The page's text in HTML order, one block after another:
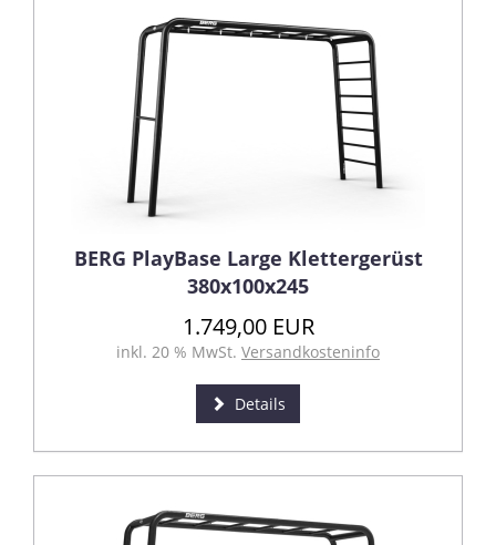
BERG PlayBase Large Klettergerüst
380x100x245
1.749,00 EUR
inkl. 20 % MwSt. Versandkosteninfo
Details